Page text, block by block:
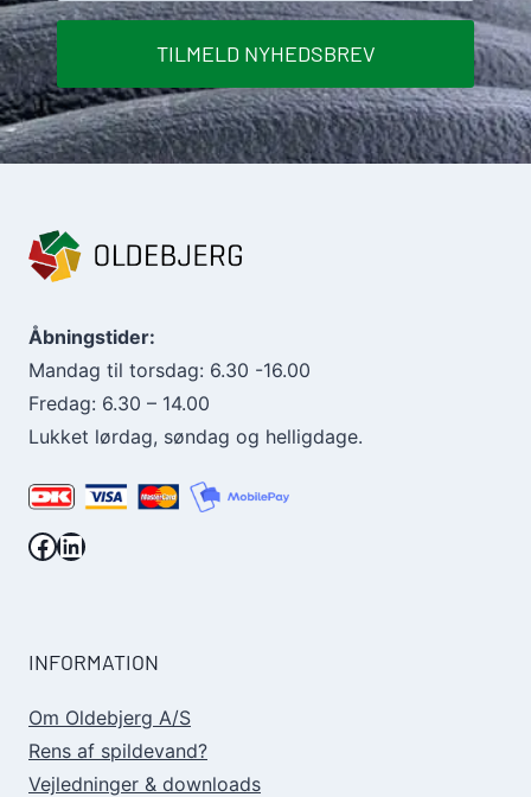
TILMELD NYHEDSBREV
Åbningstider:
Mandag til torsdag: 6.30 -16.00
Fredag: 6.30 – 14.00
Lukket lørdag, søndag og helligdage.
Facebook.
LinkedIn.
INFORMATION
Om Oldebjerg A/S
Rens af spildevand?
Vejledninger & downloads